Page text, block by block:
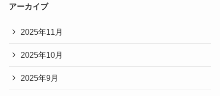
アーカイブ
2025年11月
2025年10月
2025年9月